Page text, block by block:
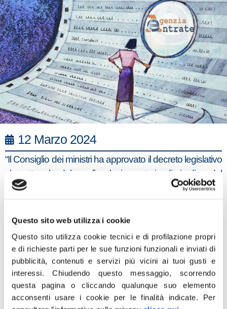
Questo sito web utilizza i cookie
Questo sito utilizza cookie tecnici e di profilazione propri
e di richieste parti per le sue funzioni funzionali e inviati di
pubblicità, contenuti e servizi più vicini ai tuoi gusti e
interessi.Chiudendo questo messaggio, scorrendo
questa pagina o cliccando qualunque suo elemento
acconsenti usare i cookie per le finalità indicate. Per
12 Marzo 2024
“Il Consiglio dei ministri ha approvato il decreto legislativo
che attua la delega fiscale in materia di riordino del
sistema nazionale della riscossione che consentirà di
alleato di chi produce ricchezza e non più nemico o
allungamento dei tempi dei piani di rateizzazione del
pagamento dei debiti con il Fisco, fino ad un massimo di
120 rate per i contribuenti che dimostrano di essere in
una situazione di obiettiva difficoltà e la tempestiva
notifica di pagamento entro 9 mesi dall’affidamento del